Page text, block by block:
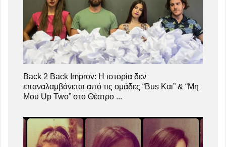
Back 2 Back Improv: Η ιστορία δεν
επαναλαμβάνεται από τις ομάδες “Bus Και” & “Μη
Μου Up Two” στο Θέατρο ...